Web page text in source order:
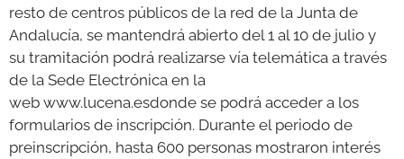
resto de centros públicos de la red de la Junta de
Andalucía, se mantendrá abierto del 1 al 10 de julio y
su tramitación podrá realizarse vía telemática a través
de la Sede Electrónica en la
web www.lucena.esdonde se podrá acceder a los
formularios de inscripción. Durante el periodo de
preinscripción, hasta 600 personas mostraron interés